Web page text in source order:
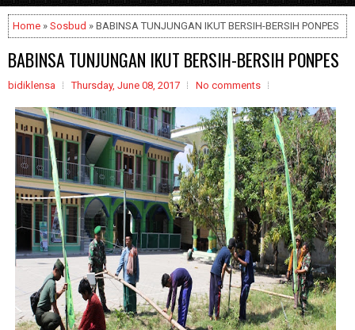
Home » Sosbud » BABINSA TUNJUNGAN IKUT BERSIH-BERSIH PONPES
BABINSA TUNJUNGAN IKUT BERSIH-BERSIH PONPES
bidiklensa Thursday, June 08, 2017 No comments